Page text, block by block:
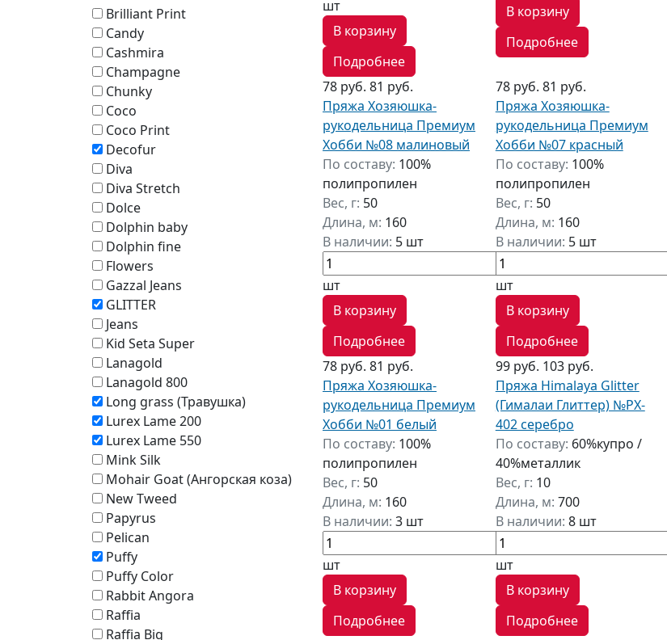
Brilliant Print
Candy
Cashmira
Champagne
Chunky
Coco
Coco Print
Decofur
Diva
Diva Stretch
Dolce
Dolphin baby
Dolphin fine
Flowers
Gazzal Jeans
GLITTER
Jeans
Kid Seta Super
Lanagold
Lanagold 800
Long grass (Травушка)
Lurex Lame 200
Lurex Lame 550
Mink Silk
Mohair Goat (Ангорская коза)
New Tweed
Papyrus
Pelican
Puffy
Puffy Color
Rabbit Angora
Raffia
Raffia Big
шт
В корзину
Подробнее
В корзину
Подробнее
78 руб. 81 руб.
Пряжа Хозяюшка-
рукодельница Премиум
Хобби №08 малиновый
По составу: 100%
полипропилен
Вес, г: 50
Длина, м: 160
В наличии: 5 шт
шт
В корзину
Подробнее
78 руб. 81 руб.
Пряжа Хозяюшка-
рукодельница Премиум
Хобби №07 красный
По составу: 100%
полипропилен
Вес, г: 50
Длина, м: 160
В наличии: 5 шт
шт
В корзину
Подробнее
78 руб. 81 руб.
Пряжа Хозяюшка-
рукодельница Премиум
Хобби №01 белый
По составу: 100%
полипропилен
Вес, г: 50
Длина, м: 160
В наличии: 3 шт
шт
В корзину
Подробнее
99 руб. 103 руб.
Пряжа Himalaya Glitter
(Гималаи Глиттер) №PX-
402 серебро
По составу: 60%купро /
40%металлик
Вес, г: 10
Длина, м: 700
В наличии: 8 шт
шт
В корзину
Подробнее